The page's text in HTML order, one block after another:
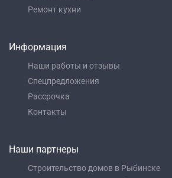
Ремонт кухни
Информация
Наши работы и отзывы
Спецпредложения
Рассрочка
Контакты
Наши партнеры
Строительство домов в Рыбинске